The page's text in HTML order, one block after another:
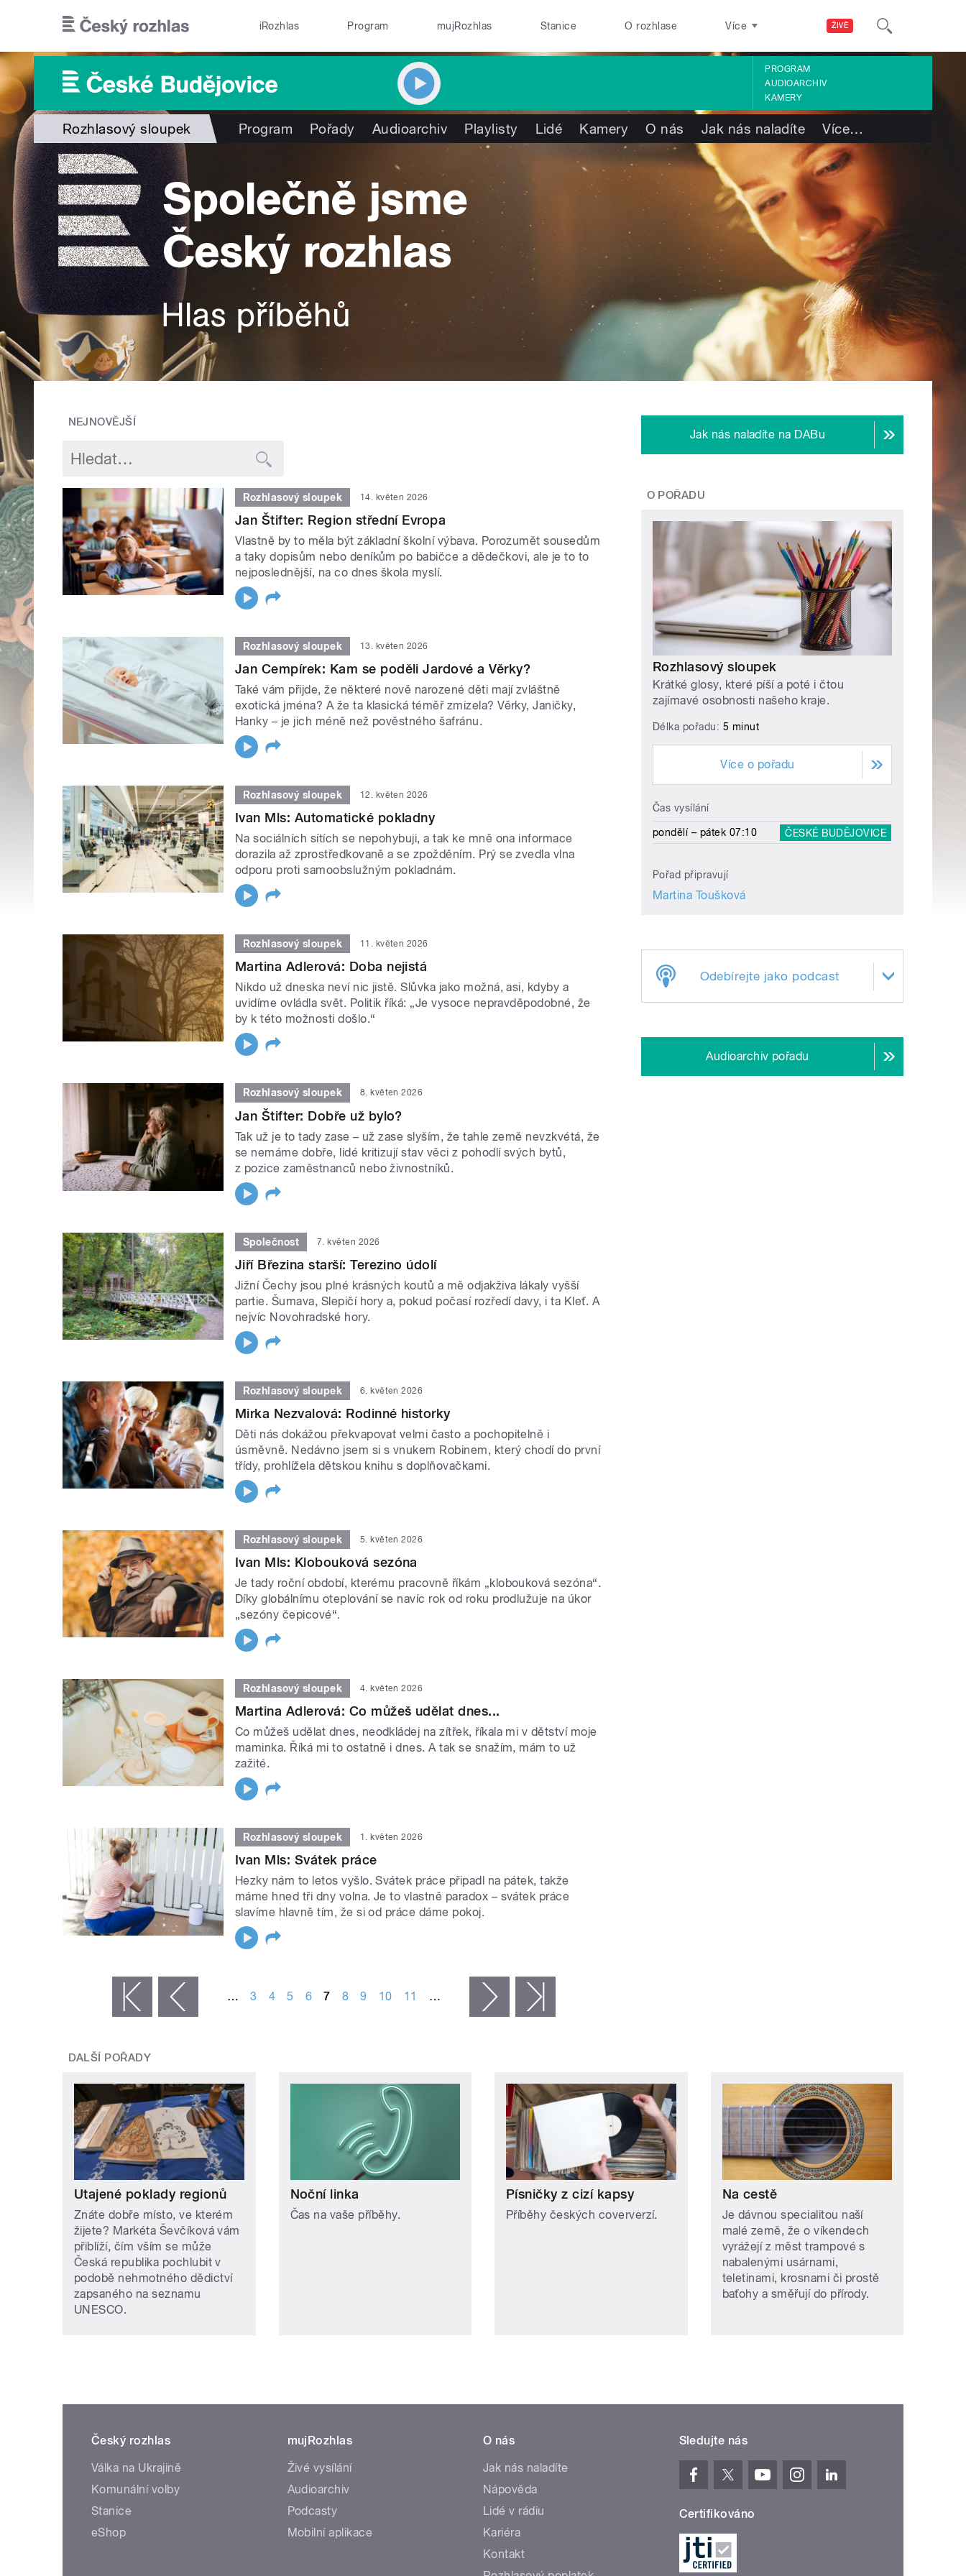
ŽIVĚ
iRozhlas Program mujRozhlas Stanice O rozhlase Více
PROGRAM
AUDIOARCHIV
KAMERY
Rozhlasový sloupek Program Pořady Audioarchiv Playlisty Lidé Kamery O nás Jak nás naladíte Více…
NEJNOVĚJŠÍ
Rozhlasový sloupek 14. květen 2026
Jan Štifter: Region střední Evropa
Vlastně by to měla být základní školní výbava. Porozumět sousedům
a taky dopisům nebo deníkům po babičce a dědečkovi, ale je to to
nejposlednější, na co dnes škola myslí.
Rozhlasový sloupek 13. květen 2026
Jan Cempírek: Kam se poděli Jardové a Věrky?
Také vám přijde, že některé nově narozené děti mají zvláštně
exotická jména? A že ta klasická téměř zmizela? Věrky, Janičky,
Hanky – je jich méně než pověstného šafránu.
Rozhlasový sloupek 12. květen 2026
Ivan Mls: Automatické pokladny
Na sociálních sítích se nepohybuji, a tak ke mně ona informace
dorazila až zprostředkovaně a se zpožděním. Prý se zvedla vlna
odporu proti samoobslužným pokladnám.
Rozhlasový sloupek 11. květen 2026
Martina Adlerová: Doba nejistá
Nikdo už dneska neví nic jistě. Slůvka jako možná, asi, kdyby a
uvidíme ovládla svět. Politik říká: „Je vysoce nepravděpodobné, že
by k této možnosti došlo.“
Rozhlasový sloupek 8. květen 2026
Jan Štifter: Dobře už bylo?
Tak už je to tady zase – už zase slyším, že tahle země nevzkvétá, že
se nemáme dobře, lidé kritizují stav věci z pohodlí svých bytů,
z pozice zaměstnanců nebo živnostníků.
Společnost 7. květen 2026
Jiří Březina starší: Terezino údolí
Jižní Čechy jsou plné krásných koutů a mě odjakživa lákaly vyšší
partie. Šumava, Slepičí hory a, pokud počasí rozředí davy, i ta Kleť. A
nejvíc Novohradské hory.
Rozhlasový sloupek 6. květen 2026
Mirka Nezvalová: Rodinné historky
Děti nás dokážou překvapovat velmi často a pochopitelně i
úsměvně. Nedávno jsem si s vnukem Robinem, který chodí do první
třídy, prohlížela dětskou knihu s doplňovačkami.
Rozhlasový sloupek 5. květen 2026
Ivan Mls: Klobouková sezóna
Je tady roční období, kterému pracovně říkám „klobouková sezóna“.
Díky globálnímu oteplování se navíc rok od roku prodlužuje na úkor
„sezóny čepicové“.
Rozhlasový sloupek 4. květen 2026
Martina Adlerová: Co můžeš udělat dnes...
Co můžeš udělat dnes, neodkládej na zítřek, říkala mi v dětství moje
maminka. Říká mi to ostatně i dnes. A tak se snažím, mám to už
zažité.
Rozhlasový sloupek 1. květen 2026
Ivan Mls: Svátek práce
Hezky nám to letos vyšlo. Svátek práce připadl na pátek, takže
máme hned tři dny volna. Je to vlastně paradox – svátek práce
slavíme hlavně tím, že si od práce dáme pokoj.
‹ předchozí … 3 4 5 6 7 8 9 10 11 … následující ›
Jak nás naladíte na DABu
O POŘADU
Rozhlasový sloupek
Krátké glosy, které píší a poté i čtou
zajímavé osobnosti našeho kraje.
Délka pořadu: 5 minut
Více o pořadu
Čas vysílání
pondělí – pátek 07:10 ČESKÉ BUDĚJOVICE
Pořad připravují
Martina Toušková
Odebírejte jako podcast
Audioarchiv pořadu
DALŠÍ POŘADY
Utajené poklady regionů
Znáte dobře místo, ve kterém
žijete? Markéta Ševčíková vám
přiblíží, čím vším se může
Česká republika pochlubit v
podobě nehmotného dědictví
zapsaného na seznamu
UNESCO.
Noční linka
Čas na vaše příběhy.
Písničky z cizí kapsy
Příběhy českých coververzí.
Na cestě
Je dávnou specialitou naší
malé země, že o víkendech
vyrážejí z měst trampové s
nabalenými usárnami,
teletinami, krosnami či prostě
baťohy a směřují do přírody.
Český rozhlas
Válka na Ukrajině
Komunální volby
Stanice
eShop
mujRozhlas
Živé vysílání
Audioarchiv
Podcasty
Mobilní aplikace
O nás
Jak nás naladíte
Nápověda
Lidé v rádiu
Kariéra
Kontakt
Sledujte nás
Certifikováno